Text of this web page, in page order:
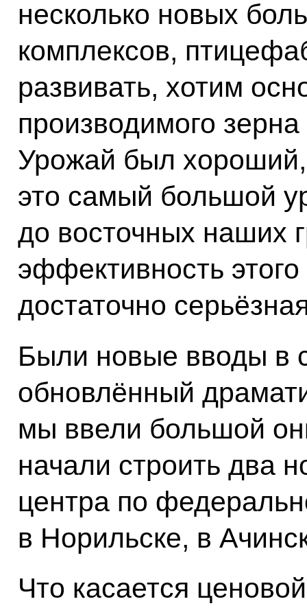
несколько новых
комплексов,
развивать, хотим
производимого
Урожай был
это самый большой
до восточных наших
эффективность
достаточно
Были новые вводы в
обновлённый
мы ввели большой
начали строить два
центра по
в Норильске, в
Что касается